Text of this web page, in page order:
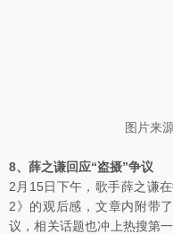
图片来
8、薛之谦回应“盗摄”争议
2月15日下午，歌手薛之谦
2》的观后感，文章内附带
议，相关话题也冲上热搜第